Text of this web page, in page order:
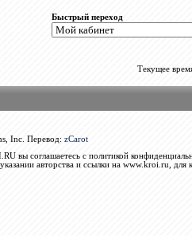
Быстрый переход
Текущее
Inc. Перевод: zCarot
вы соглашаетесь с политикой
авторства и ссылки на www.kroi.ru, для